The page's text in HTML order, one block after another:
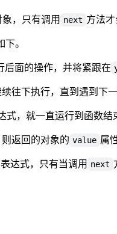
，只有调用 next 方法
。
后面的操作，并将紧跟在
往下执行，直到遇到下
式，就一直运行到函数结
返回的对象的 value 属
达式，只有当调用 next